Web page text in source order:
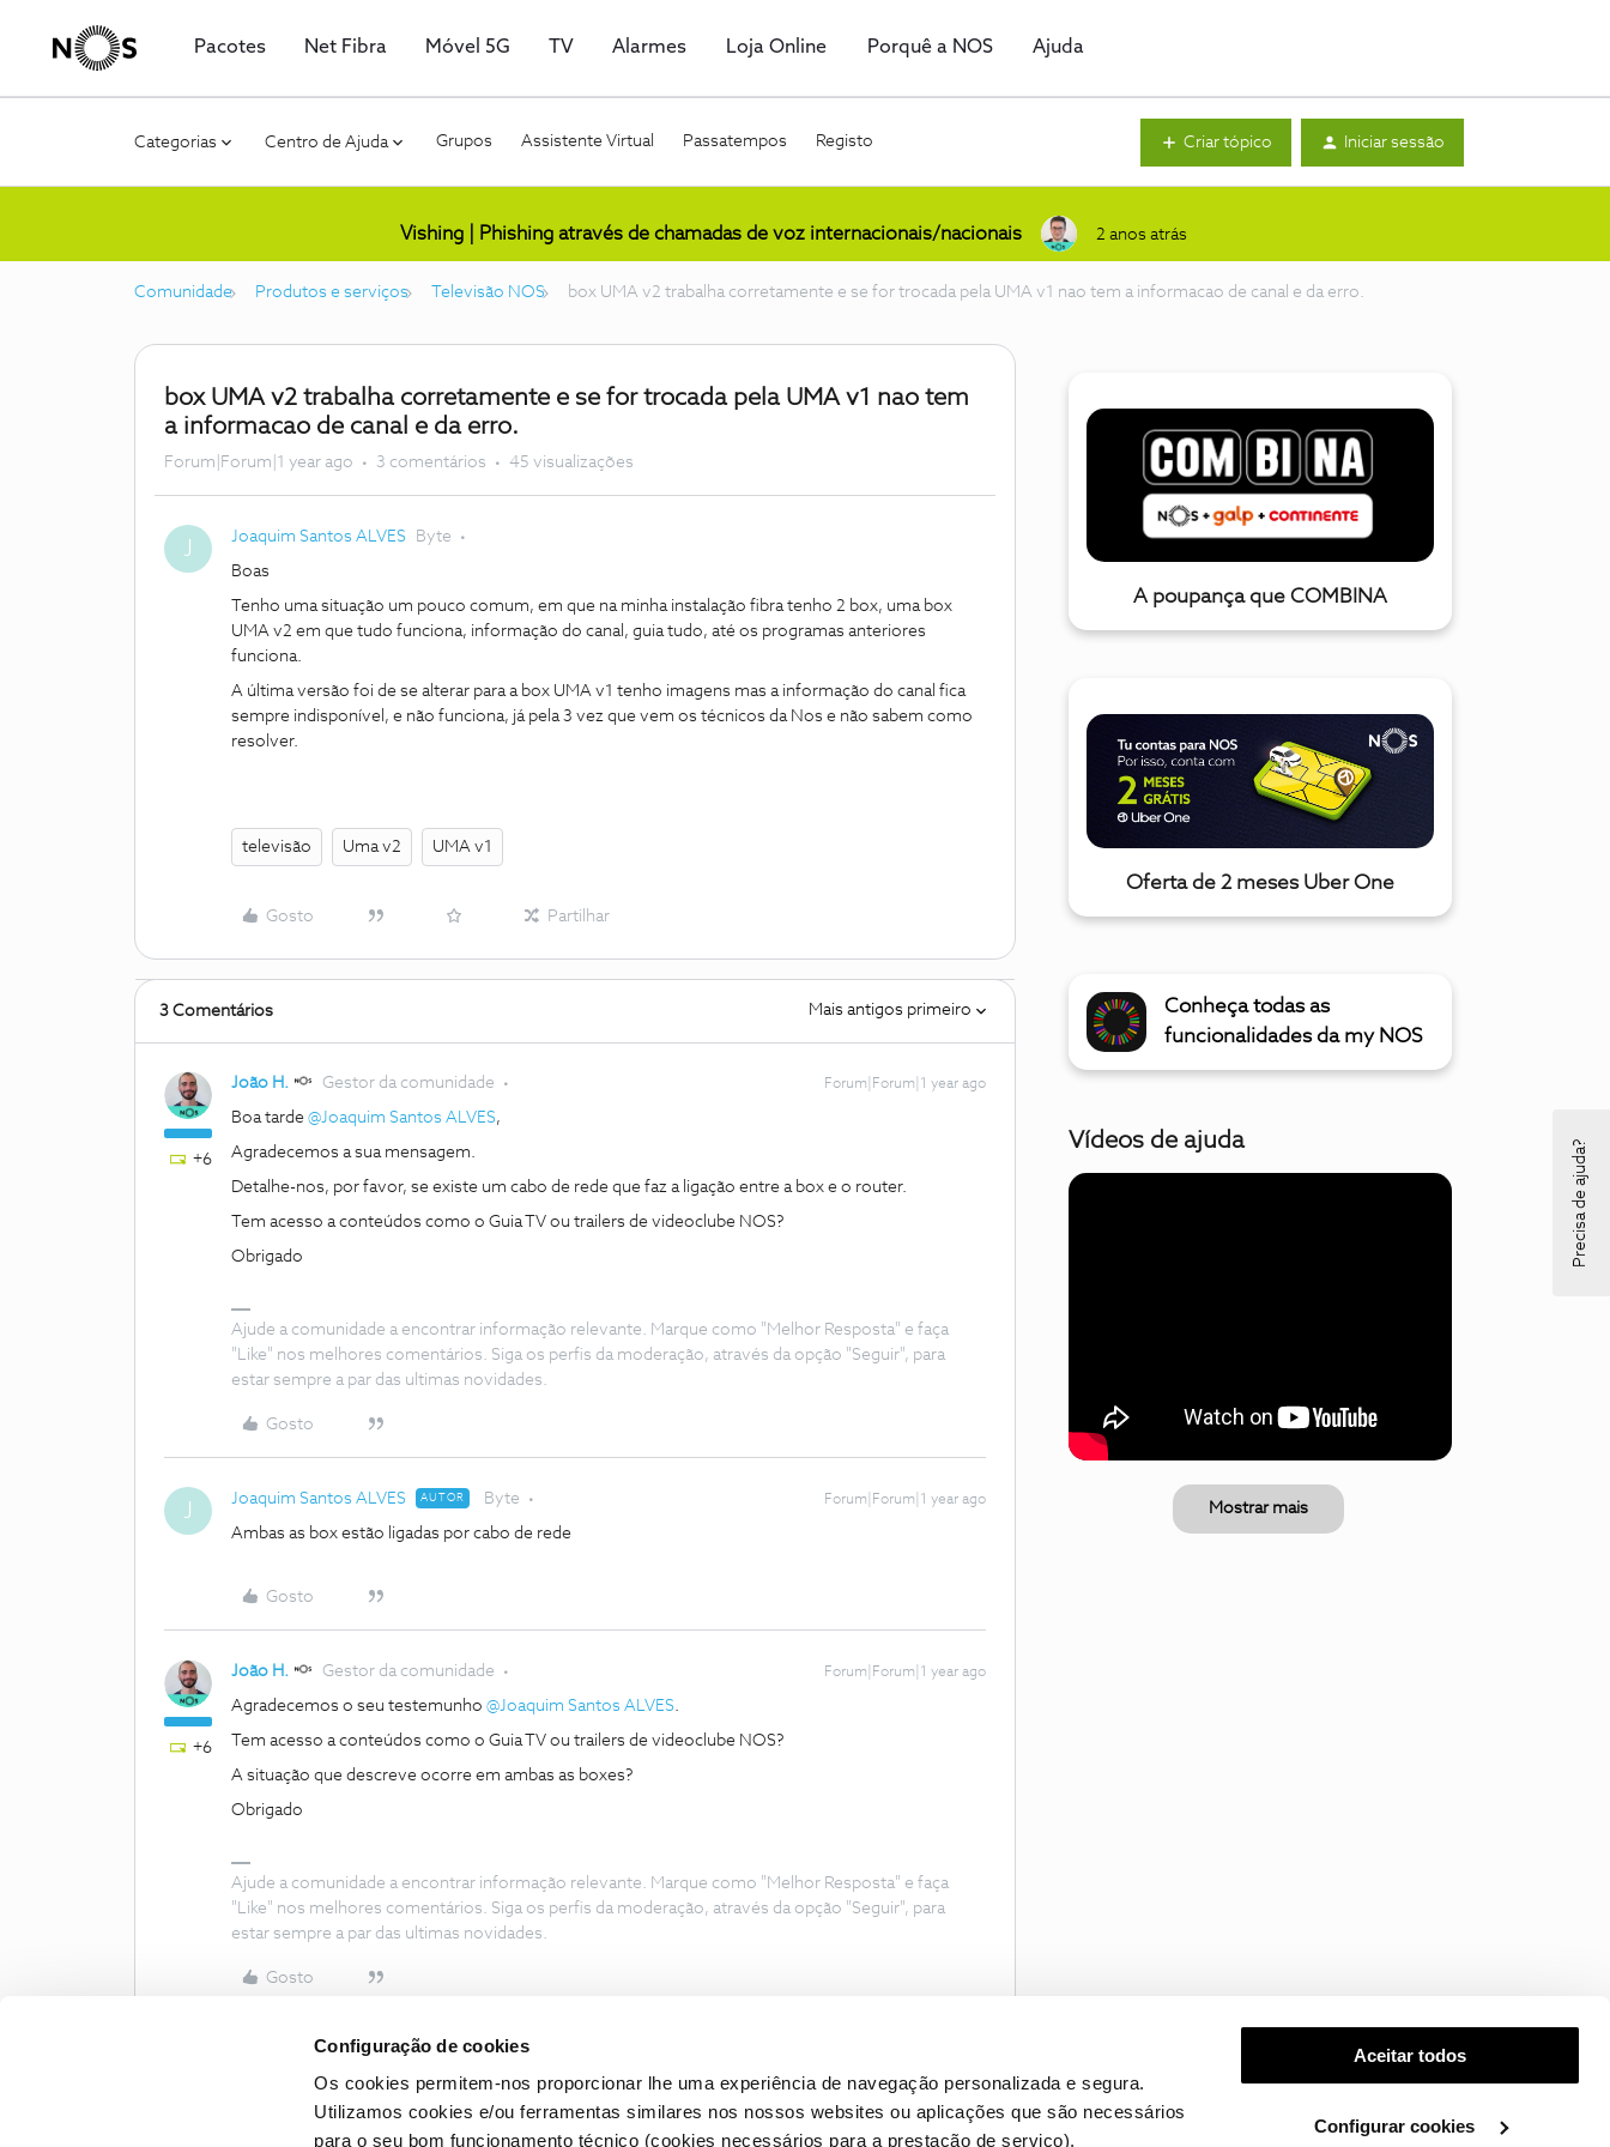
Configuração de cookies
Os cookies permitem-nos proporcionar lhe uma experiência de navegação personalizada e segura.
Utilizamos cookies e/ou ferramentas similares nos nossos websites ou aplicações que são necessários
para o seu bom funcionamento técnico (cookies necessários para a prestação de serviço).
Aceitar todos
Configurar cookies
Pacotes Net Fibra Móvel 5G TV Alarmes Loja Online Porquê a NOS Ajuda
Categorias Centro de Ajuda Grupos Assistente Virtual Passatempos Registo Criar tópico Iniciar sessão
Vishing | Phishing através de chamadas de voz internacionais/nacionais 2 anos atrás
Comunidade Produtos e serviços Televisão NOS box UMA v2 trabalha corretamente e se for trocada pela UMA v1 nao tem a informacao de canal e da erro.
box UMA v2 trabalha corretamente e se for trocada pela UMA v1 nao tem
a informacao de canal e da erro.
Forum|Forum|1 year ago 3 comentários 45 visualizações
J Joaquim Santos ALVES Byte
Boas
Tenho uma situação um pouco comum, em que na minha instalação fibra tenho 2 box, uma box
UMA v2 em que tudo funciona, informação do canal, guia tudo, até os programas anteriores
funciona.
A última versão foi de se alterar para a box UMA v1 tenho imagens mas a informação do canal fica
sempre indisponível, e não funciona, já pela 3 vez que vem os técnicos da Nos e não sabem como
resolver.
televisão Uma v2 UMA v1
Gosto Partilhar
3 Comentários Mais antigos primeiro
+6
João H. Gestor da comunidade Forum|Forum|1 year ago
Boa tarde ​ @Joaquim Santos ALVES,
Agradecemos a sua mensagem.
Detalhe-nos, por favor, se existe um cabo de rede que faz a ligação entre a box e o router.
Tem acesso a conteúdos como o Guia TV ou trailers de videoclube NOS?
Obrigado
Ajude a comunidade a encontrar informação relevante. Marque como "Melhor Resposta" e faça
"Like" nos melhores comentários. Siga os perfis da moderação, através da opção "Seguir", para
estar sempre a par das ultimas novidades.
Gosto
J Joaquim Santos ALVES AUTOR Byte Forum|Forum|1 year ago
Ambas as box estão ligadas por cabo de rede
Gosto
+6
João H. Gestor da comunidade Forum|Forum|1 year ago
Agradecemos o seu testemunho ​ @Joaquim Santos ALVES.
Tem acesso a conteúdos como o Guia TV ou trailers de videoclube NOS?
A situação que descreve ocorre em ambas as boxes?
Obrigado
Ajude a comunidade a encontrar informação relevante. Marque como "Melhor Resposta" e faça
"Like" nos melhores comentários. Siga os perfis da moderação, através da opção "Seguir", para
estar sempre a par das ultimas novidades.
Gosto
A poupança que COMBINA
Oferta de 2 meses Uber One
Conheça todas as
funcionalidades da my NOS
Vídeos de ajuda
Mostrar mais
Precisa de ajuda?